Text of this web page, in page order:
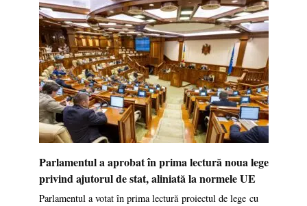
Parlamentul a aprobat în prima lectură noua lege
privind ajutorul de stat, aliniată la normele UE
Parlamentul a votat în prima lectură proiectul de lege cu